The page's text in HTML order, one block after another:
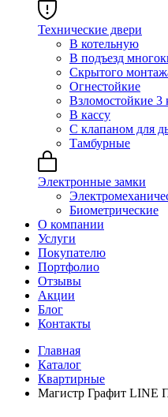
Технические двери
В котельную
В подъезд
Скрытого
Огнестойкие
Взломостойкие 3
В кассу
С клапаном для
Тамбурные
Электронные замки
Биометрические
О компании
Услуги
Покупателю
Портфолио
Отзывы
Акции
Блог
Контакты
Главная
Каталог
Квартирные
Магистр Графит LINE